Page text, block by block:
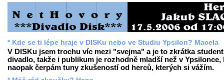
* Kde se ti lépe hraje v DISKu nebo ve Studiu Ypsilon? Macela
V DISKu jsem trochu víc mezi "svejma" a je to zkrátka
divadlo, takže i publikum je rozhodně mladší než v Ypsilonce,
naopak čerpám tuny zkušeností od herců, kterých si vážím.